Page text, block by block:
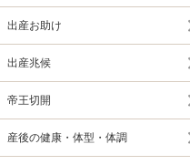
出産お助け
出産兆候
帝王切開
産後の健康・体型・体調